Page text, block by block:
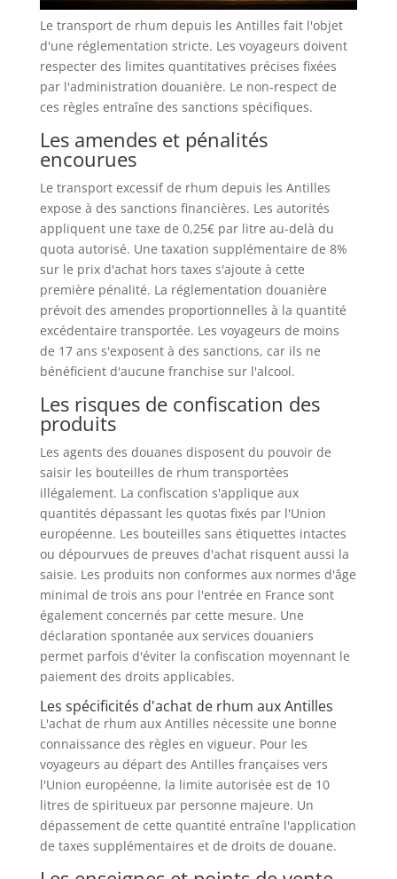
Le transport de rhum depuis les Antilles fait l'objet
d'une réglementation stricte. Les voyageurs doivent
respecter des limites quantitatives précises fixées
par l'administration douanière. Le non-respect de
ces règles entraîne des sanctions spécifiques.
Les amendes et pénalités
encourues
Le transport excessif de rhum depuis les Antilles
expose à des sanctions financières. Les autorités
appliquent une taxe de 0,25€ par litre au-delà du
quota autorisé. Une taxation supplémentaire de 8%
sur le prix d'achat hors taxes s'ajoute à cette
première pénalité. La réglementation douanière
prévoit des amendes proportionnelles à la quantité
excédentaire transportée. Les voyageurs de moins
de 17 ans s'exposent à des sanctions, car ils ne
bénéficient d'aucune franchise sur l'alcool.
Les risques de confiscation des
produits
Les agents des douanes disposent du pouvoir de
saisir les bouteilles de rhum transportées
illégalement. La confiscation s'applique aux
quantités dépassant les quotas fixés par l'Union
européenne. Les bouteilles sans étiquettes intactes
ou dépourvues de preuves d'achat risquent aussi la
saisie. Les produits non conformes aux normes d'âge
minimal de trois ans pour l'entrée en France sont
également concernés par cette mesure. Une
déclaration spontanée aux services douaniers
permet parfois d'éviter la confiscation moyennant le
paiement des droits applicables.
Les spécificités d'achat de rhum aux Antilles
L'achat de rhum aux Antilles nécessite une bonne
connaissance des règles en vigueur. Pour les
voyageurs au départ des Antilles françaises vers
l'Union européenne, la limite autorisée est de 10
litres de spiritueux par personne majeure. Un
dépassement de cette quantité entraîne l'application
de taxes supplémentaires et de droits de douane.